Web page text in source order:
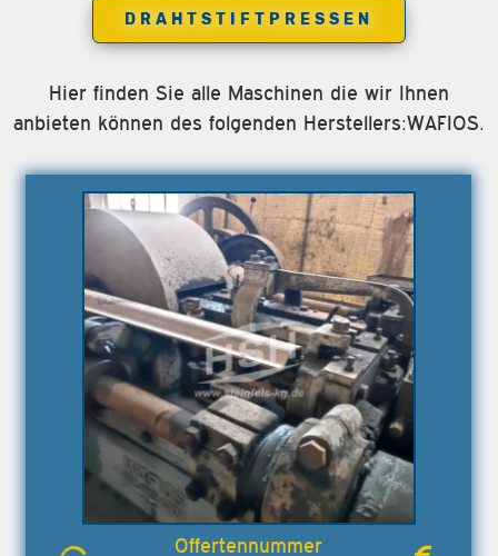
DRAHTSTIFTPRESSEN
Hier finden Sie alle Maschinen die wir Ihnen
anbieten können des folgenden Herstellers:WAFIOS.